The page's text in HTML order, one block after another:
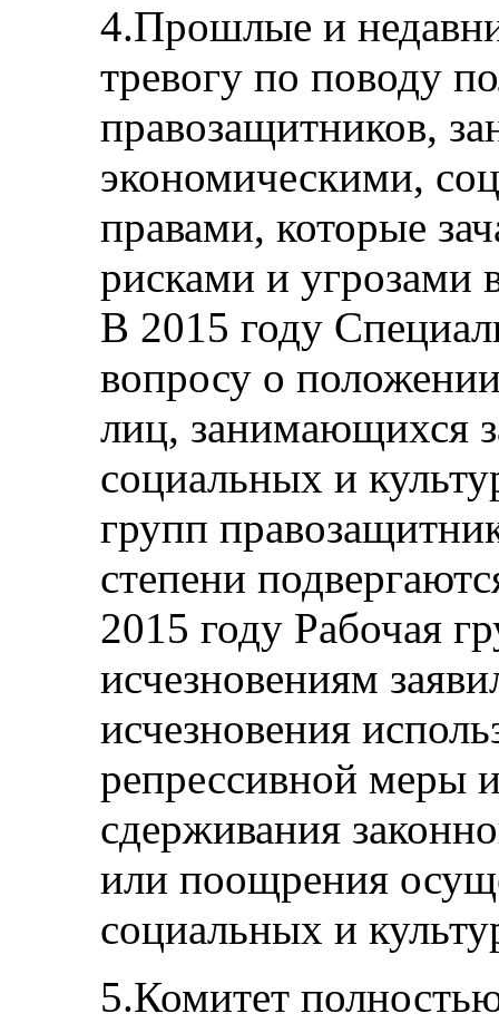
4.Прошлые и
тревогу по поводу
правозащитников,
экономическими,
правами, которые
рисками и угрозами
В 2015 году
вопросу о
лиц, занимающихся
социальных и
групп
степени
2015 году Рабочая
исчезновениям
исчезновения
репрессивной меры
сдерживания
или поощрения
социальных и
5.Комитет